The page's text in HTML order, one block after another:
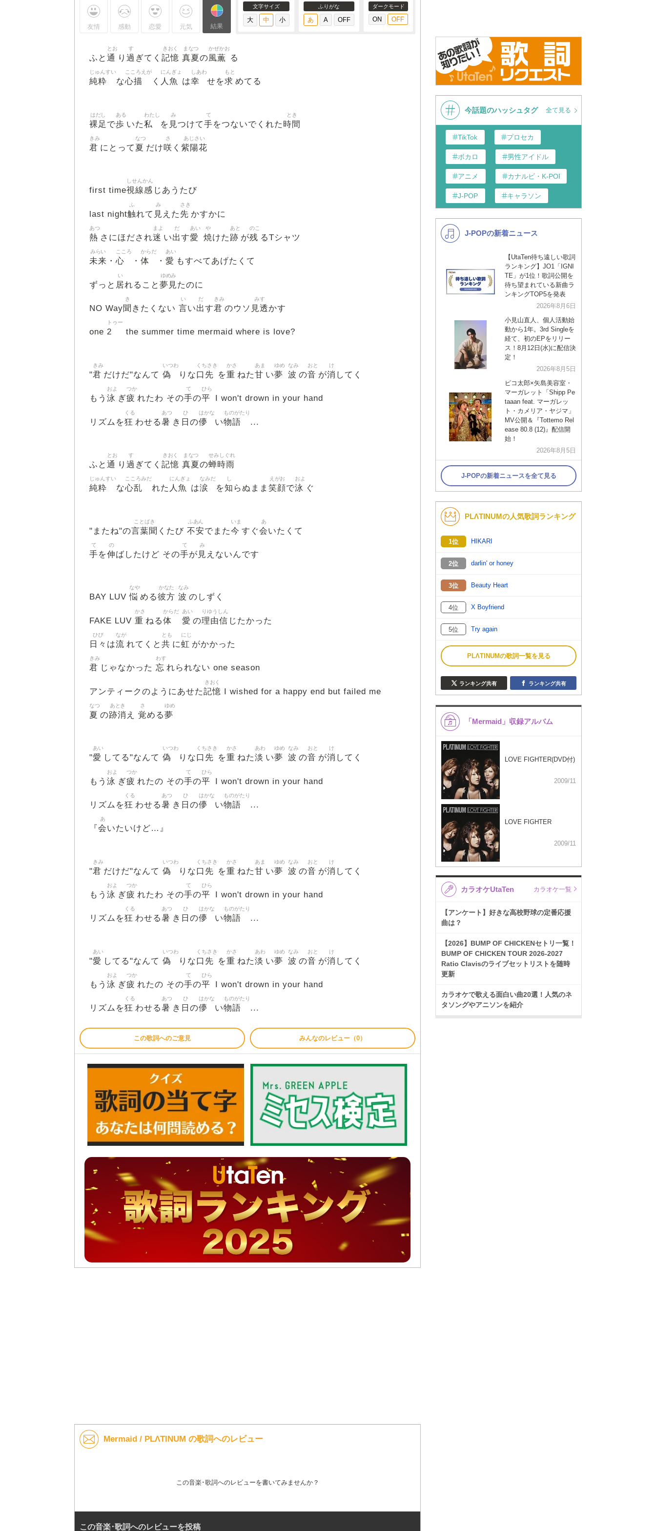
友情 感動 恋愛 元気 結果
文字サイズ ふりがな ダークモード
ふと 通
とお
り 過
す
ぎてく 記憶
きおく
真夏
まなつ
の風薫
かぜかお
る
純粋
じゅんすい
な心描
こころえが
く 人魚
にんぎょ
は幸
しあわ
せを求
もと
めてる
裸足
はだし
で歩
ある
いた私
わたし
を 見
み
つけて手
て
をつないでくれた 時間
とき
君
きみ
にとって 夏
なつ
だけ咲
さ
く 紫陽花
あじさい
first time視線感
しせんかん
じあうたび
last night触
ふ
れて 見
み
えた 先
さき
かすかに
熱
あつ
さにほだされ迷
まよ
い出
だ
す愛
あい
焼
や
けた 跡
あと
が残
のこ
るTシャツ
未来
みらい
・ 心
こころ
・ 体
からだ
・ 愛
あい
もすべてあげたくて
ずっと 居
い
れること 夢見
ゆめみ
たのに
NO Way聞
き
きたくない 言
い
い出
だ
す君
きみ
のウソ 見透
みす
かす
one 2
トゥー
the summer time mermaid where is love?
"君
きみ
だけだ"なんて 偽
いつわ
りな口先
くちさき
を重
かさ
ねた甘
あま
い夢
ゆめ
波
なみ
の音
おと
が消
け
してく
もう 泳
およ
ぎ疲
つか
れたわ その手
て
の平
ひら
I won't drown in your hand
リズムを狂
くる
わせる暑
あつ
き 日
ひ
の儚
はかな
い物語
ものがたり
...
ふと 通
とお
り 過
す
ぎてく 記憶
きおく
真夏
まなつ
の蝉時雨
せみしぐれ
純粋
じゅんすい
な心乱
こころみだ
れた 人魚
にんぎょ
は涙
なみだ
を知
し
らぬまま 笑顔
えがお
で泳
およ
ぐ
"またね"の言葉聞
ことばき
くたび 不安
ふあん
でまた今
いま
すぐ会
あ
いたくて
手
て
を伸
の
ばしたけど その手
て
が 見
み
えないんです
BAY LUV悩
なや
める彼方
かなた
波
なみ
のしずく
FAKE LUV 重
かさ
ねる体
からだ
愛
あい
の理由信
りゆうしん
じたかった
日々
ひび
は流
なが
れてくと 共
とも
に虹
にじ
がかかった
君
きみ
じゃなかった 忘
わす
れられない one season
アンティークのようにあせた記憶
きおく
I wished for a happy end but failed me
夏
なつ
の跡消
あとき
え 覚
さ
める夢
ゆめ
"愛
あい
してる"なんて 偽
いつわ
りな 口先
くちさき
を重
かさ
ねた淡
あわ
い夢
ゆめ
波
なみ
の音
おと
が消
け
してく
もう 泳
およ
ぎ疲
つか
れたの その手
て
の平
ひら
I won't drown in your hand
リズムを狂
くる
わせる暑
あつ
き 日
ひ
の儚
はかな
い物語
ものがたり
...
『 会
あ
いたいけど…』
"君
きみ
だけだ"なんて 偽
いつわ
りな口先
くちさき
を重
かさ
ねた甘
あま
い夢
ゆめ
波
なみ
の音
おと
が消
け
してく
もう 泳
およ
ぎ疲
つか
れたわ その手
て
の平
ひら
I won't drown in your hand
リズムを狂
くる
わせる暑
あつ
き 日
ひ
の儚
はかな
い物語
ものがたり
...
"愛
あい
してる"なんて 偽
いつわ
りな口先
くちさき
を重
かさ
ねた淡
あわ
い夢
ゆめ
波
なみ
の音
おと
が消
け
してく
もう 泳
およ
ぎ疲
つか
れたの その手
て
の平
ひら
I won't drown in your hand
リズムを狂
くる
わせる暑
あつ
き 日
ひ
の儚
はかな
い物語
ものがたり
...
この歌詞へのご意見 みんなのレビュー（0）
Mermaid / PLΛTINUM の歌詞へのレビュー
この音楽･歌詞へのレビューを書いてみませんか？
この音楽･歌詞へのレビューを投稿
今話題のハッシュタグ 全て見る
TikTok プロセカ
ボカロ 男性アイドル
アニメ カナルビ・K-POP和訳
J-POP キャラソン
K-POP 演歌・歌謡
洋楽
ディズニー
J-POPの新着ニュース
【UtaTen待ち遠しい歌詞
ランキング】JO1「IGNI
TE」が1位！歌詞公開を
待ち望まれている新曲ラ
ンキングTOP5を発表
2026年8月6日
小見山直人、個人活動始
動から1年。3rd Singleを
経て、初のEPをリリー
ス！8月12日(水)に配信決
定！
2026年8月5日
ピコ太郎×矢島美容室・
マーガレット「Shipp Pe
taaan feat. マーガレッ
ト・カメリア・ヤジマ」
MV公開＆『Tottemo Rel
ease 80.8 (12)』配信開
始！
2026年8月5日
J-POPの新着ニュースを全て見る
PLΛTINUMの人気歌詞ランキング
1位 HIKARI
2位 darlin' or honey
3位 Beauty Heart
4位 X Boyfriend
5位 Try again
PLΛTINUMの歌詞一覧を見る
ランキング共有 ランキング共有
「Mermaid」収録アルバム
LOVE FIGHTER(DVD付)
2009/11
LOVE FIGHTER
2009/11
カラオケUtaTen カラオケ一覧
【アンケート】好きな高校野球の定番応援
曲は？
【2026】BUMP OF CHICKENセトリ一覧！
BUMP OF CHICKEN TOUR 2026-2027
Ratio Clavisのライブセットリストを随時
更新
カラオケで歌える面白い曲20選！人気のネ
タソングやアニソンを紹介